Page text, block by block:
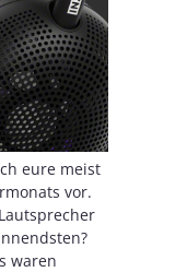
eure meist
vor.
waren